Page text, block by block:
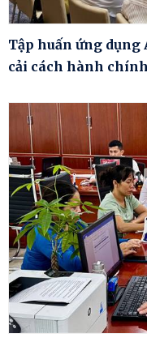
Tập huấn ứng
cải cách hành chính